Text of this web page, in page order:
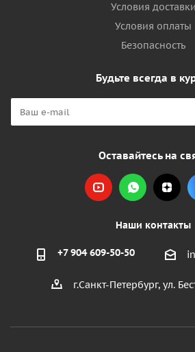
Условия доставки
Условия оплаты
Безопасность
Будьте всегда в
Оставайтесь на
Наши контакты
+7 904 609-50-50
г.Санкт-Петербург, ул.